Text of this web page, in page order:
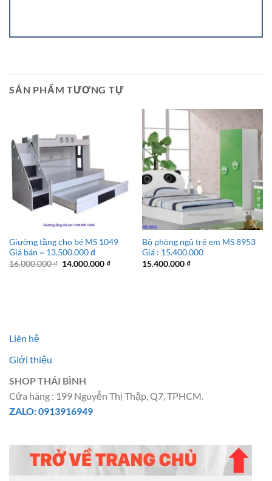
SẢN PHẨM TƯƠNG TỰ
Giường tầng cho bé MS 1049
Giá bán = 13.500.000 đ
16.000.000₫ Giá
14.000.000₫Giá
Bộ phòng ngủ trẻ em MS 8953
Giá : 15.400.000
15.400.000₫
Liên hệ
Giới thiệu
SHOP THÁI BÌNH
Cửa hàng : 199 Nguyễn Thị Thập, Q7, TPHCM.
ZALO: 0913916949